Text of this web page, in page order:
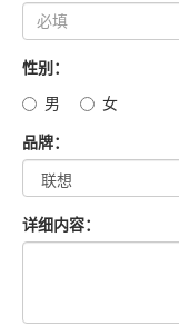
性别：
男
女
品牌：
详细内容：